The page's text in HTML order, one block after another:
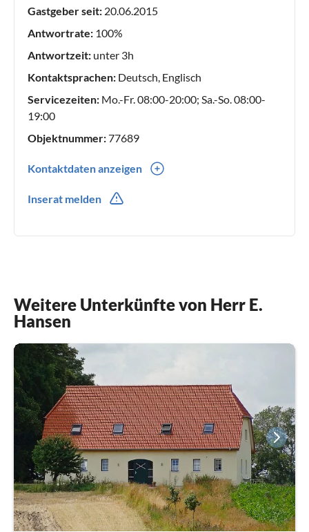
Gastgeber seit: 20.06.2015
Antwortrate: 100%
Antwortzeit: unter 3h
Kontaktsprachen: Deutsch, Englisch
Servicezeiten: Mo.-Fr. 08:00-20:00; Sa.-So. 08:00-
19:00
Objektnummer:77689
Kontaktdaten anzeigen
Inserat melden
Weitere Unterkünfte von Herr E.
Hansen